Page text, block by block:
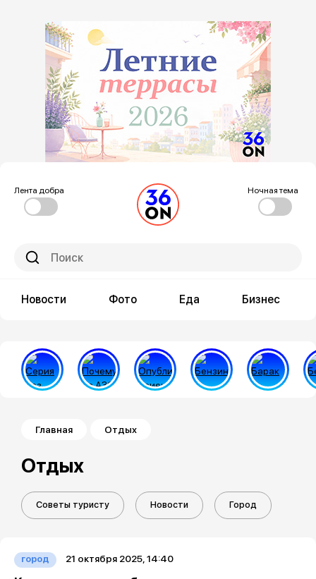
Лента добра Ночная тема
Новости Фото Еда Бизнес
Строка навигации
Главная Отдых
Отдых
Советы туристу Новости Город
город 21 октября 2025, 14:40